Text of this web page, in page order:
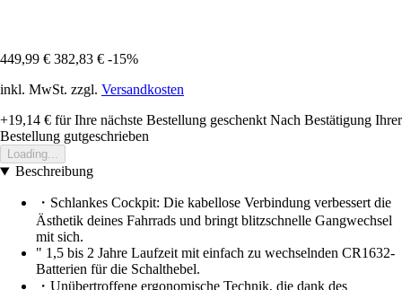
449,99 € 382,83 € -15%
inkl. MwSt. zzgl. Versandkosten
+19,14 € für Ihre nächste Bestellung geschenkt Nach Bestätigung Ihrer
Bestellung gutgeschrieben
Loading...
Beschreibung
・Schlankes Cockpit: Die kabellose Verbindung verbessert die
Ästhetik deines Fahrrads und bringt blitzschnelle Gangwechsel
mit sich.
" 1,5 bis 2 Jahre Laufzeit mit einfach zu wechselnden CR1632-
Batterien für die Schalthebel.
・Unübertroffene ergonomische Technik, die dank des